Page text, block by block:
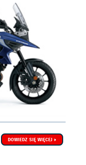
DOWIEDZ SIĘ WIĘCEJ